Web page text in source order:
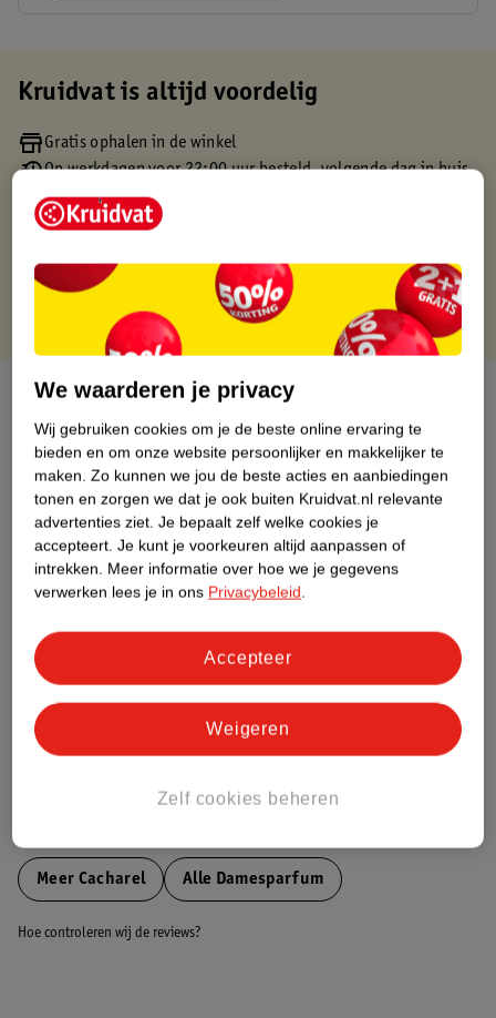
Kruidvat is altijd voordelig
Gratis ophalen in de winkel
Op werkdagen voor 22:00 uur besteld, volgende dag in huis
Gratis thuisbezorgd vanaf 50.00
Gratis retourneren binnen 30 dagen
Over dit product
Productinformatie
Etiketinformatie
Nature Impact Score
Impact Score.
Meer informatie
Bestel & Bezorginformatie
Meer Cacharel Alle Damesparfum
Hoe controleren wij de reviews?
We waarderen je privacy
Wij gebruiken cookies om je de beste online ervaring te
bieden en om onze website persoonlijker en makkelijker te
maken. Zo kunnen we jou de beste acties en aanbiedingen
tonen en zorgen we dat je ook buiten Kruidvat.nl relevante
advertenties ziet. Je bepaalt zelf welke cookies je
accepteert. Je kunt je voorkeuren altijd aanpassen of
intrekken. Meer informatie over hoe we je gegevens
verwerken lees je in ons Privacybeleid.
Zelf cookies beheren
Weigeren
Accepteer